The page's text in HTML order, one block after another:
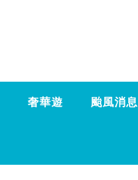
奢華遊 颱風消息